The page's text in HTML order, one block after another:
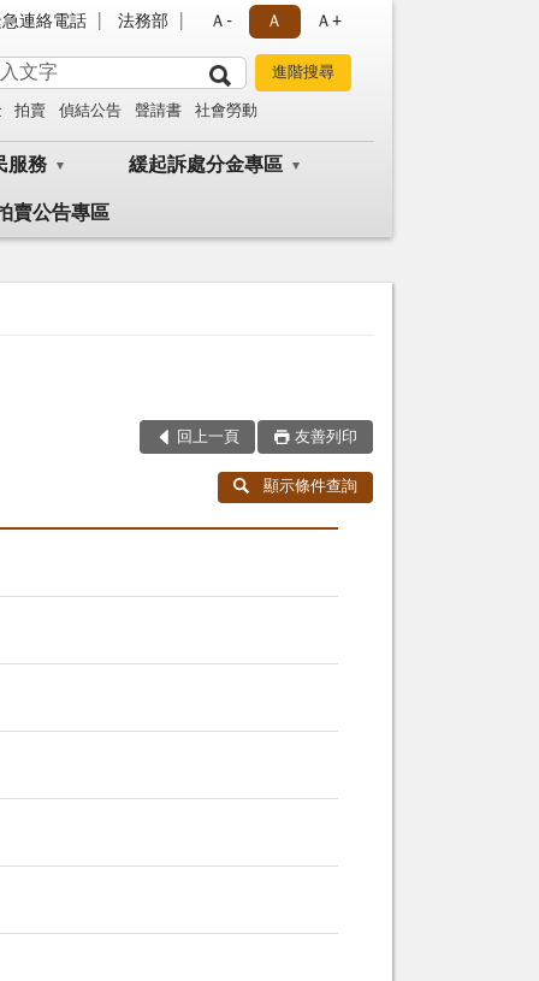
急連絡電話 法務部 Ａ- Ａ Ａ+
拍賣 偵結公告 聲請書 社會勞動
服務 緩起訴處分金專區
賣公告專區
回上一頁 友善列印
顯示條件查詢